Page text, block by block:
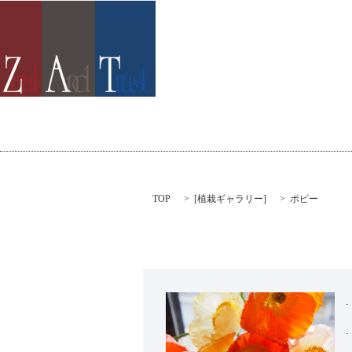
TOP [植栽ギャラリー] ポピー